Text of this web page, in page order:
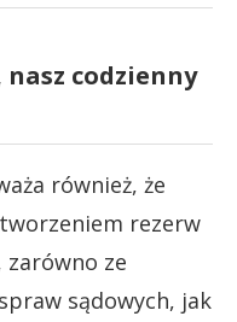
nasz codzienny
również, że
rezerw
zarówno ze
sądowych, jak